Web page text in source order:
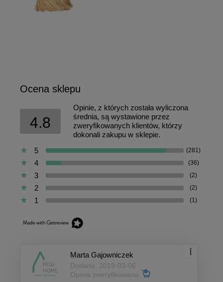
Ocena sklepu
4.8
Opinie, z których została wyliczona
średnia, są wystawione przez
zweryfikowanych klientów, którzy
dokonali zakupu w sklepie.
5
(281)
4 (36)
3 (2)
2 (2)
1 (1)
Marta Gajowniczek
Dodano: 2019-03-06
Opinia zweryfikowana